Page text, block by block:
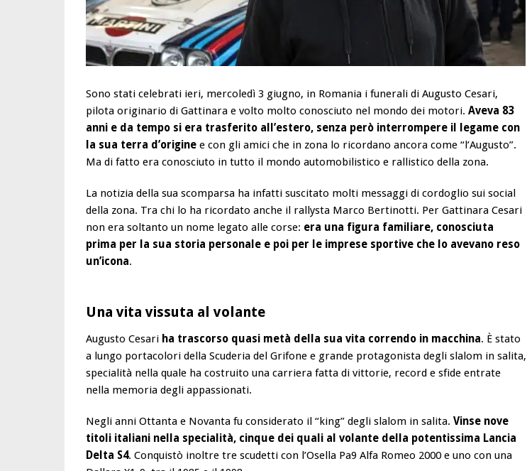
Sono stati celebrati ieri, mercoledì 3 giugno, in Romania i funerali di Augusto Cesari,
pilota originario di Gattinara e volto molto conosciuto nel mondo dei motori. Aveva 83
anni e da tempo si era trasferito all’estero, senza però interrompere il legame con
la sua terra d’origine e con gli amici che in zona lo ricordano ancora come “l’Augusto”.
Ma di fatto era conosciuto in tutto il mondo automobilistico e rallistico della zona.
La notizia della sua scomparsa ha infatti suscitato molti messaggi di cordoglio sui social
della zona. Tra chi lo ha ricordato anche il rallysta Marco Bertinotti. Per Gattinara Cesari
non era soltanto un nome legato alle corse: era una figura familiare, conosciuta
prima per la sua storia personale e poi per le imprese sportive che lo avevano reso
un’icona.
Una vita vissuta al volante
Augusto Cesari ha trascorso quasi metà della sua vita correndo in macchina. È stato
a lungo portacolori della Scuderia del Grifone e grande protagonista degli slalom in salita,
specialità nella quale ha costruito una carriera fatta di vittorie, record e sfide entrate
nella memoria degli appassionati.
Negli anni Ottanta e Novanta fu considerato il “king” degli slalom in salita. Vinse nove
titoli italiani nella specialità, cinque dei quali al volante della potentissima Lancia
Delta S4. Conquistò inoltre tre scudetti con l’Osella Pa9 Alfa Romeo 2000 e uno con una